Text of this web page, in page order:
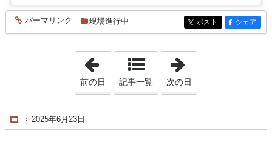
entry865
パーマリンク 現場進行中 entry865
ポスト entry865
シェア
「2025年6月18日」
前の日 記事一覧 次の日
Home
2025年6月23日